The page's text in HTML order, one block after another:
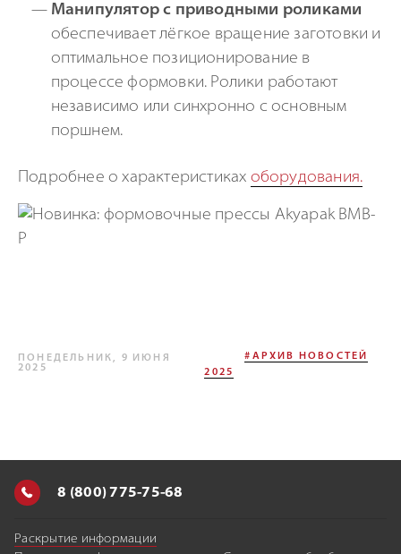
Манипулятор с приводными роликами
обеспечивает лёгкое вращение заготовки и
оптимальное позиционирование в
процессе формовки. Ролики работают
независимо или синхронно с основным
поршнем.
Подробнее о характеристиках оборудования.
ПОНЕДЕЛЬНИК, 9 ИЮНЯ
2025
#АРХИВ НОВОСТЕЙ
2025
8 (800) 775-75-68
Раскрытие информации